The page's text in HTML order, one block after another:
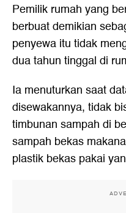
Pemilik rumah yang
berbuat demikian
penyewa itu tidak
dua tahun tinggal di
Ia menuturkan saat
disewakannya, tidak
timbunan sampah di
sampah bekas
plastik bekas pakai